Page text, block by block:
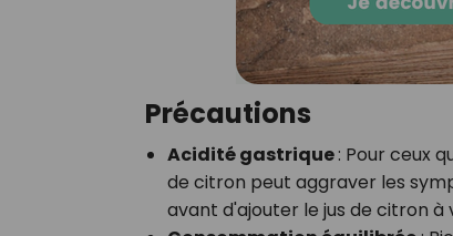
Précautions
Acidité gastrique: Pour ceux
de citron peut aggraver les
avant d'ajouter le jus de citron à